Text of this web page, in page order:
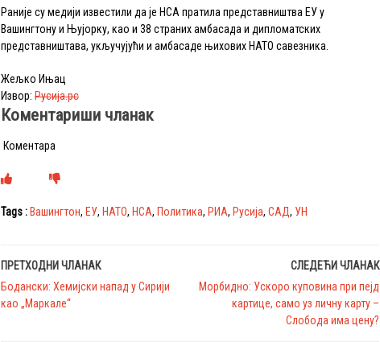
Раније су медији известили да је НСА пратила представништва ЕУ у
Вашингтону и Њујорку, као и 38 страних амбасада и дипломатских
представништава, укључујући и амбасаде њихових НАТО савезника.
Жељко Ињац
Извор: Русија.рс
Коментариши чланак
Коментара
Tags : Вашингтон, ЕУ, НАТО, НСА, Политика, РИА, Русија, САД, УН
ПРЕТХОДНИ ЧЛАНАК
Бодански: Хемијски напад у Сирији
као „Маркале“
СЛЕДЕЋИ ЧЛАНАК
Морбидно: Ускоро куповина при пејд
картице, само уз личну карту –
Слобода има цену?